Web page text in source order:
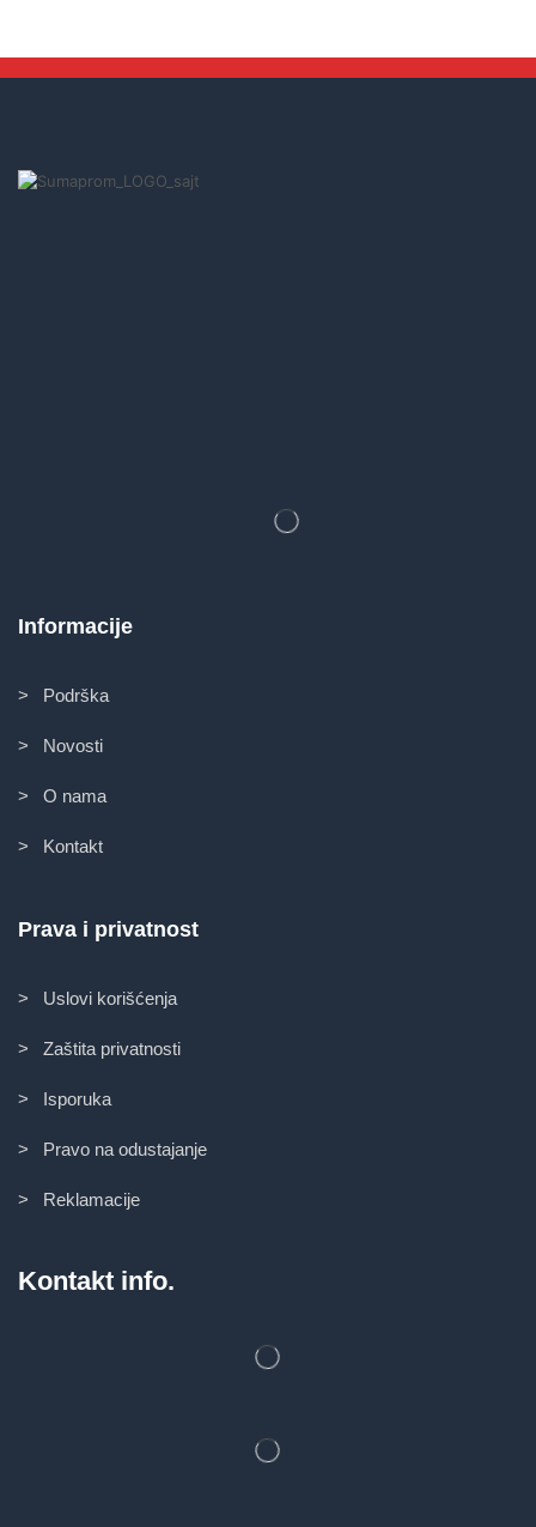
Informacije
> Podrška
> Novosti
> O nama
> Kontakt
Prava i privatnost
> Uslovi korišćenja
> Zaštita privatnosti
> Isporuka
> Pravo na odustajanje
> Reklamacije
Kontakt info.